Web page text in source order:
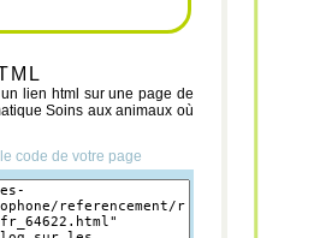
lien html sur une page de
Soins aux animaux où
code de votre page